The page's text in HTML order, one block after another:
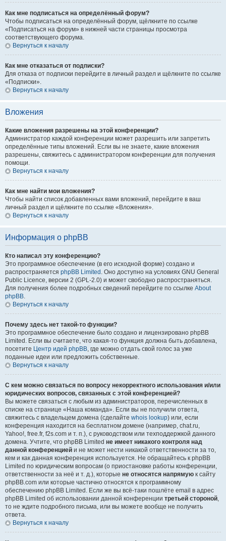
Как мне подписаться на определённый форум?
Чтобы подписаться на определённый форум, щёлкните по ссылке
«Подписаться на форум» в нижней части страницы просмотра
соответствующего форума.
Вернуться к началу
Как мне отказаться от подписки?
Для отказа от подписки перейдите в личный раздел и щёлкните по ссылке
«Подписки».
Вернуться к началу
Вложения
Какие вложения разрешены на этой конференции?
Администратор каждой конференции может разрешить или запретить
определённые типы вложений. Если вы не знаете, какие вложения
разрешены, свяжитесь с администратором конференции для получения
помощи.
Вернуться к началу
Как мне найти мои вложения?
Чтобы найти список добавленных вами вложений, перейдите в ваш
личный раздел и щёлкните по ссылке «Вложения».
Вернуться к началу
Информация о phpBB
Кто написал эту конференцию?
Это программное обеспечение (в его исходной форме) создано и
распространяется phpBB Limited . Оно доступно на условиях GNU General
Public Licence, версии 2 (GPL-2.0) и может свободно распространяться.
Для получения более подробных сведений перейдите по ссылке About
phpBB.
Вернуться к началу
Почему здесь нет такой-то функции?
Это программное обеспечение было создано и лицензировано phpBB
Limited. Если вы считаете, что какая-то функция должна быть добавлена,
посетите Центр идей phpBB, где можно отдать свой голос за уже
поданные идеи или предложить собственные.
Вернуться к началу
С кем можно связаться по вопросу некорректного использования и/или
юридических вопросов, связанных с этой конференцией?
Вы можете связаться с любым из администраторов, перечисленных в
списке на странице «Наша команда». Если вы не получили ответа,
свяжитесь с владельцем домена (сделайте whois lookup) или, если
конференция находится на бесплатном домене (например, chat.ru,
Yahoo!, free.fr, f2s.com и т. п.), с руководством или техподдержкой данного
домена. Учтите, что phpBB Limited не имеет никакого контроля над
данной конференцией и не может нести никакой ответственности за то,
кем и как данная конференция используется. Не обращайтесь к phpBB
Limited по юридическим вопросам (о приостановке работы конференции,
ответственности за неё и т. д.), которые не относятся напрямую к сайту
phpBB.com или которые частично относятся к программному
обеспечению phpBB Limited. Если же вы всё-таки пошлёте email в адрес
phpBB Limited об использовании данной конференции третьей стороной,
то не ждите подробного письма, или вы можете вообще не получить
ответа.
Вернуться к началу